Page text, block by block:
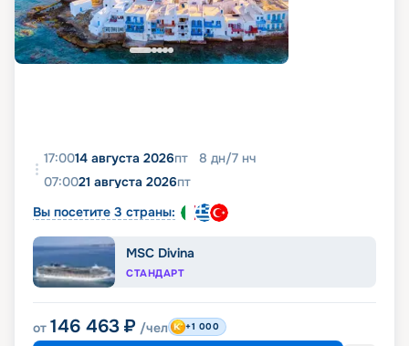
17:0014 августа 2026пт 8 дн/7 нч
07:0021 августа 2026пт
Вы посетите 3 страны:
MSC Divina
СТАНДАРТ
от 146 463 ₽ /чел +1 000